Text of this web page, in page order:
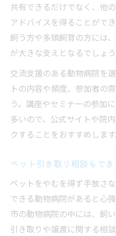
共有できるだけでなく、他
アドバイスを得ることがで
飼う方や多頭飼育の方には
が大きな支えとなるでしょう
交流支援のある動物病院を
トの内容や頻度、参加者の
う。講座やセミナーの参加
多いので、公式サイトや院
クすることをおすすめします
ペット引き取り相談もで
ペットをやむを得ず手放さ
できる動物病院があると心
市の動物病院の中には、飼
引き取りや譲渡に関する相